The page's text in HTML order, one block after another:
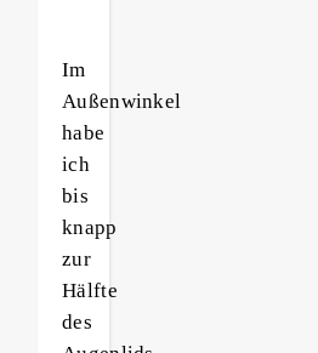
Im
Außenwinkel
habe
ich
bis
knapp
zur
Hälfte
des